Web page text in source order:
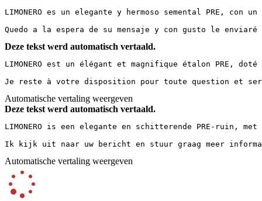
LIMONERO es un elegante y hermoso semental PRE,
Quedo a la espera de su mensaje y con gusto le
Deze tekst werd automatisch vertaald.
LIMONERO est un élégant et magnifique étalon PRE,
Je reste à votre disposition pour toute question et
Automatische vertaling weergeven
Deze tekst werd automatisch vertaald.
LIMONERO is een elegante en schitterende PRE-
Ik kijk uit naar uw bericht en stuur graag meer
Automatische vertaling weergeven